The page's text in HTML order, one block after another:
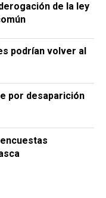
de la ley
podrían volver al
por desaparición